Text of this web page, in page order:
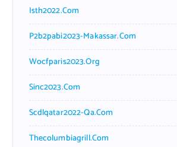
Isth2022.com
P2b2pabi2023-Makassar.com
Wocfparis2023.org
Sinc2023.com
Scdlqatar2022-Qa.com
Thecolumbiagrill.com